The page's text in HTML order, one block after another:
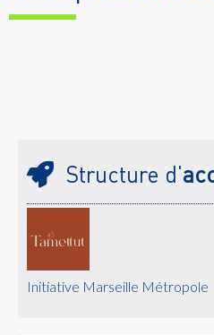
Structure d'
Initiative Marseille Métropole